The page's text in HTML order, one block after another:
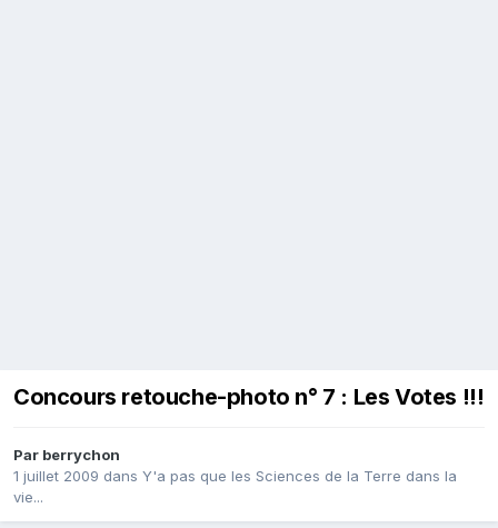
Concours retouche-photo n° 7 : Les Votes !!!
Par berrychon
1 juillet 2009 dans Y'a pas que les Sciences de la Terre dans la
vie...